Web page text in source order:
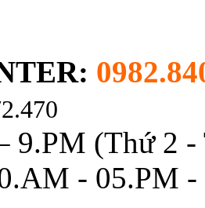
9.PM (Thứ 2 -
- 05.PM -